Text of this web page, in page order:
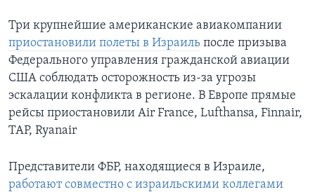
Три крупнейшие американские авиакомпании
приостановили полеты в Израиль после призыва
Федерального управления гражданской авиации
США соблюдать осторожность из-за угрозы
эскалации конфликта в регионе. В Европе прямые
рейсы приостановили Air France, Lufthansa, Finnair,
TAP, Ryanair
Представители ФБР, находящиеся в Израиле,
работают совместно с израильскими коллегами